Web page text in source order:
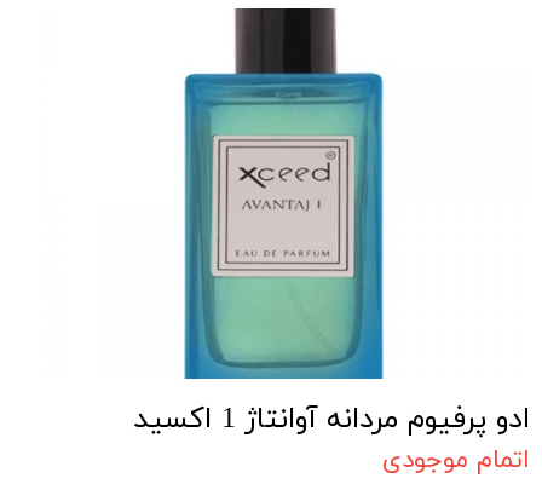
ادو پرفیوم مردانه آوانتاژ 1 اکسید
اتمام موجودی